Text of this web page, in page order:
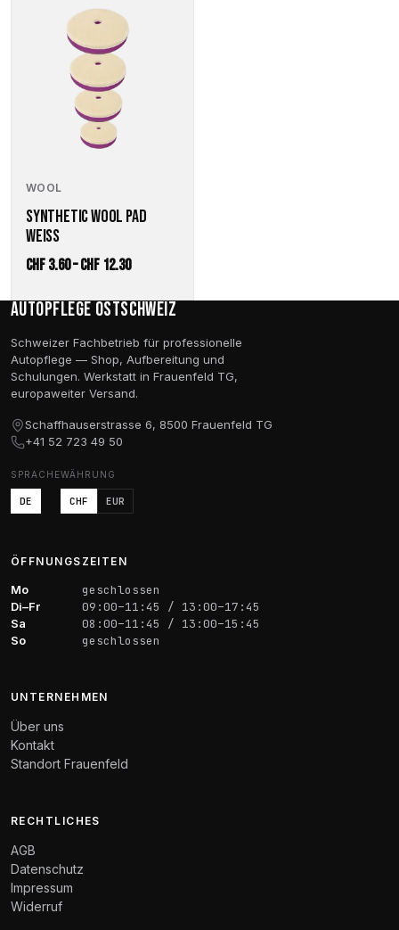
WOOL
SYNTHETIC WOOL PAD
WEISS
CHF3.60–CHF 12.30Preisspanne:
bis
CHF 12.30
der
gewählt
werden
Autopflege Ostschweiz
Schweizer Fachbetrieb für professionelle
Autopflege — Shop, Aufbereitung und
Schulungen. Werkstatt in Frauenfeld TG,
europaweiter Versand.
Schaffhauserstrasse 6, 8500 Frauenfeld TG
+41 52 723 49 50
SPRACHE
DE
WÄHRUNG
CHF EUR
ÖFFNUNGSZEITEN
Mo geschlossen
Di–Fr 09:00–11:45 / 13:00–17:45
Sa 08:00–11:45 / 13:00–15:45
So geschlossen
UNTERNEHMEN
Über uns
Kontakt
Standort Frauenfeld
RECHTLICHES
AGB
Datenschutz
Impressum
Widerruf